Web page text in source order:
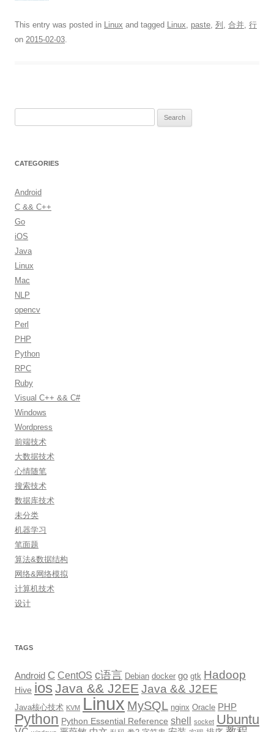
This entry was posted in Linux and tagged Linux, paste, 列 , 合并, 行
on 2015-02-03.
r
h
f
o
r
:
CATEGORIES
Android
C && C++
Go
iOS
Java
Linux
Mac
NLP
opencv
Perl
PHP
Python
RPC
Ruby
Visual C++ && C#
Windows
Wordpress
前端技术
大数据技术
心情随笔
搜索技术
数据库技术
未分类
机器学习
笔面题
算法&数据结构
网络&网络模拟
计算机技术
设计
TAGS
Android C CentOS c语言 Debian docker go gtk Hadoop
Hive ios Java && J2EE Java && J2EE
Java核心技术 KVM Linux MySQL nginx Oracle PHP
Python Python Essential Reference shell socket Ubuntu